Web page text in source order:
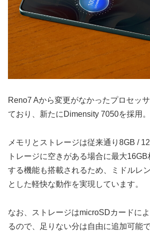
Reno7 Aから変更がなかったプロセッ
ており、新たにDimensity 7050を採用。
メモリとストレージは従来通り8GB /
トレージに空きがある場合に最大
する機能も搭載されるため、ミドルレ
とした軽快な動作を実現しています。
なお、ストレージはmicroSDカードに
るので、足りない分は自由に追加可能で